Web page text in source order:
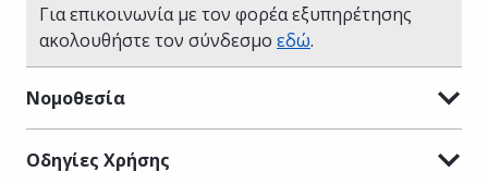
Για επικοινωνία με τον φορέα εξυπηρέτησης
ακολουθήστε τον σύνδεσμο εδώ.
Νομοθεσία
Οδηγίες Χρήσης